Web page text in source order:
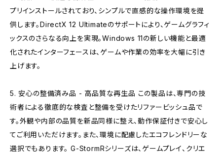
プリインストールされており、シンプルで直感的な操作環境を提
供します。DirectX 12 Ultimateのサポートにより、ゲームグラフィ
ックスのさらなる向上を実現。Windows 11の新しい機能と最適
化されたインターフェースは、ゲームや作業の効率を大幅に引き
上げます。
5. 安心の整備済み品 - 高品質な再生品 この製品は、専門の技
術者による徹底的な検査と整備を受けたリファービッシュ品で
す。外観や内部の品質を新品同様に整え、動作保証付きで安心し
てご利用いただけます。また、環境に配慮したエコフレンドリーな
選択でもあります。 G-StormRシリーズは、ゲームプレイ、クリエ